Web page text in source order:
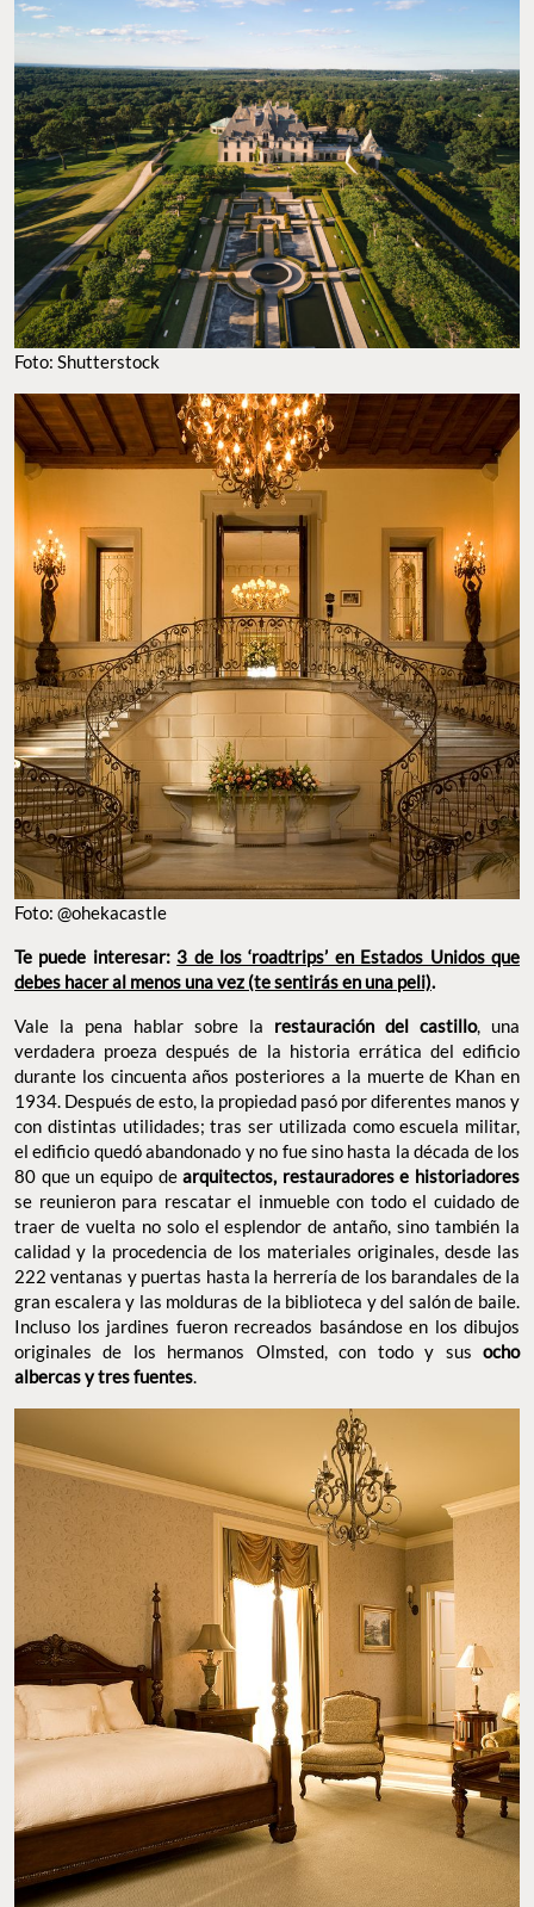
Foto: Shutterstock
Foto: @ohekacastle
Te puede interesar: 3 de los ‘roadtrips’ en Estados Unidos que
debes hacer al menos una vez (te sentirás en una peli).
Vale la pena hablar sobre la restauración del castillo, una
verdadera proeza después de la historia errática del edificio
durante los cincuenta años posteriores a la muerte de Khan en
1934. Después de esto, la propiedad pasó por diferentes manos y
con distintas utilidades; tras ser utilizada como escuela militar,
el edificio quedó abandonado y no fue sino hasta la década de los
80 que un equipo dearquitectos, restauradores e historiadores
se reunieron para rescatar el inmueble con todo el cuidado de
traer de vuelta no solo el esplendor de antaño, sino también la
calidad y la procedencia de los materiales originales, desde las
222 ventanas y puertas hasta la herrería de los barandales de la
gran escalera y las molduras de la biblioteca y del salón de baile.
Incluso los jardines fueron recreados basándose en los dibujos
originales de los hermanos Olmsted, con todo y sus ocho
albercas y tres fuentes.